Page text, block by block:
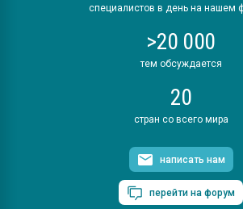
специалистов в день на нашем
>20 000
тем обсуждается
20
стран со всего мира
написать нам
перейти на форум